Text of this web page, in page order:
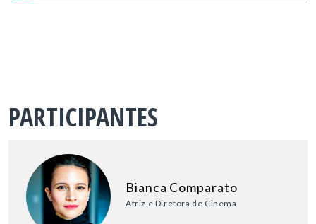
PARTICIPANTES
Bianca Comparato
Atriz e Diretora de Cinema